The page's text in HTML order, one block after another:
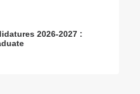
2026-2027 :